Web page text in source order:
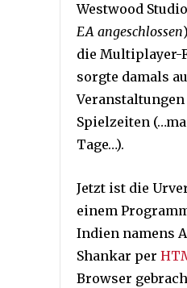
Westwood
EA angeschlossen
die Multiplayer-
sorgte damals
Spielzeiten
Tage…).
Jetzt ist die
einem
Indien namens
Shankar per
Browser